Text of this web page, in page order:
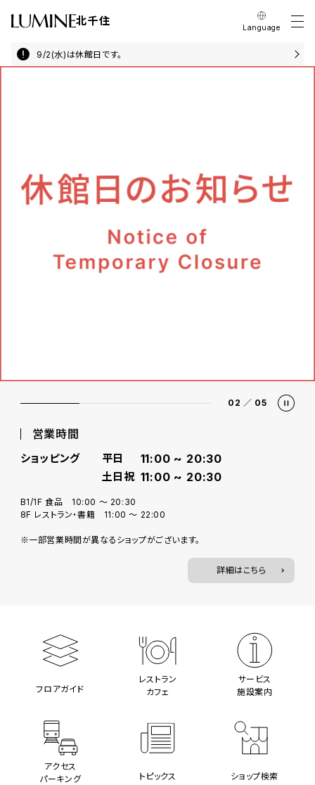
北千住 Language
9/2(水)は休館日です。
02 ／ 05
営業時間
ショッピング 平日 11:00 ~ 20:30
土日祝 11:00 ~ 20:30
B1/1F 食品 10:00 ～ 20:30
8F レストラン・書籍 11:00 ～ 22:00
※一部営業時間が異なるショップがございます。
詳細はこちら
フロアガイド
レストラン
カフェ
サービス
施設案内
アクセス
パーキング
トピックス ショップ検索